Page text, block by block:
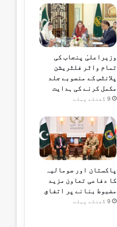
وزیراعلیٰ پنجاب کی
تمام واٹر فلٹریشن
پلانٹس کے منصوبے جلد
مکمل کرنے کی ہدایت
9 گھنٹے پہلے
پاکستان اور صومالیہ
کا دفاعی تعاون مزید
مضبوط بنانے پر اتفاق
9 گھنٹے پہلے